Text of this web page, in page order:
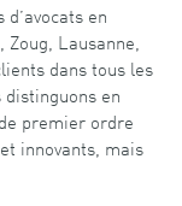
en
Zoug, Lausanne,
dans tous les
en
premier ordre
innovants, mais